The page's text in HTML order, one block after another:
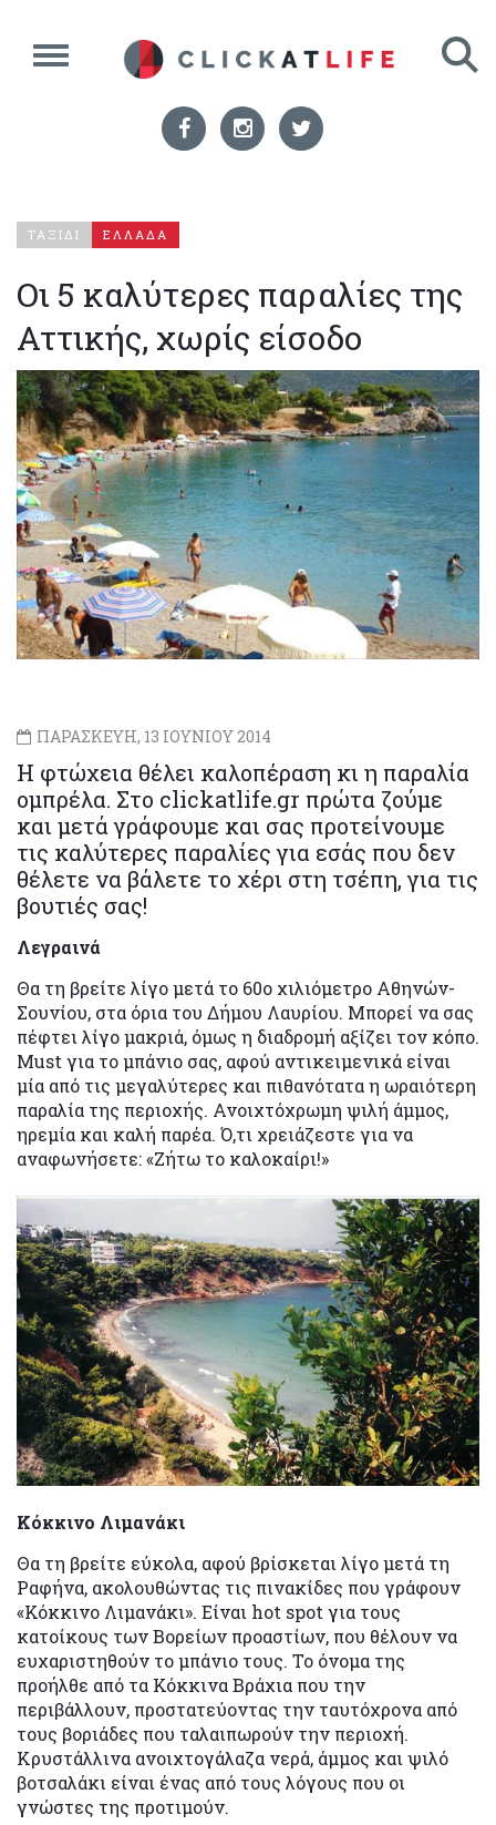
ΤΑΞΙΔΙ ΕΛΛΑΔΑ
Oι 5 καλύτερες παραλίες της
Αττικής, χωρίς είσοδο
ΠΑΡΑΣΚΕΥΗ, 13 ΙΟΥΝΙΟΥ 2014
Η φτώχεια θέλει καλοπέραση κι η παραλία
ομπρέλα. Στο clickatlife.gr πρώτα ζούμε
και μετά γράφουμε και σας προτείνουμε
τις καλύτερες παραλίες για εσάς που δεν
θέλετε να βάλετε το χέρι στη τσέπη, για τις
βουτιές σας!
Λεγραινά
Θα τη βρείτε λίγο μετά το 60ο χιλιόμετρο Αθηνών-
Σουνίου, στα όρια του Δήμου Λαυρίου. Μπορεί να σας
πέφτει λίγο μακριά, όμως η διαδρομή αξίζει τον κόπο.
Must για το μπάνιο σας, αφού αντικειμενικά είναι
μία από τις μεγαλύτερες και πιθανότατα η ωραιότερη
παραλία της περιοχής. Ανοιχτόχρωμη ψιλή άμμος,
ηρεμία και καλή παρέα. Ό,τι χρειάζεστε για να
αναφωνήσετε: «Ζήτω το καλοκαίρι!»
Κόκκινο Λιμανάκι
Θα τη βρείτε εύκολα, αφού βρίσκεται λίγο μετά τη
Ραφήνα, ακολουθώντας τις πινακίδες που γράφουν
«Κόκκινο Λιμανάκι». Είναι hot spot για τους
κατοίκους των Βορείων προαστίων, που θέλουν να
ευχαριστηθούν το μπάνιο τους. Το όνομα της
προήλθε από τα Κόκκινα Βράχια που την
περιβάλλουν, προστατεύοντας την ταυτόχρονα από
τους βοριάδες που ταλαιπωρούν την περιοχή.
Κρυστάλλινα ανοιχτογάλαζα νερά, άμμος και ψιλό
βοτσαλάκι είναι ένας από τους λόγους που οι
γνώστες της προτιμούν.